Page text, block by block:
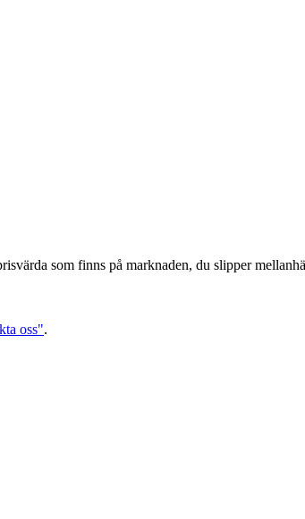
som finns på marknaden, du slipper
oss".